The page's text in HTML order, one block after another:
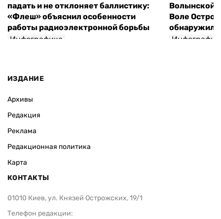
падать и не отклоняет баллистику:
«Флеш» объяснил особенности
работы радиоэлектронной борьбы
Инфографика
Волынской
Воле
обнаружили
ИЗДАНИЕ
Архивы
Редакция
Реклама
Редакционная политика
Карта
КОНТАКТЫ
01010 Киев, ул. Князей Острожских, 19/1
Телефон редакции: